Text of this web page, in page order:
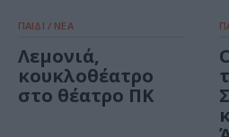
ΠΑΙΔΙ / ΝΕΑ
Λεμονιά,
κουκλοθέατρο
στο θέατρο ΠΚ